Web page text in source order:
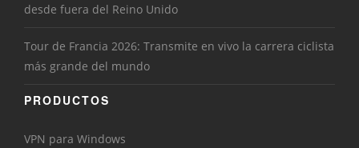
desde fuera del Reino Unido
Tour de Francia 2026: Transmite en vivo la carrera ciclista
más grande del mundo
PRODUCTOS
VPN para Windows